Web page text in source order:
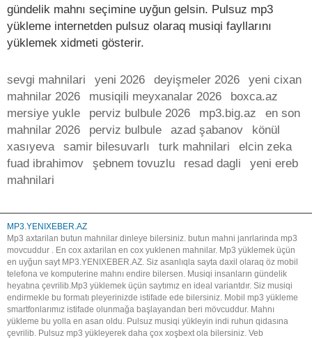
gündelik mahnı seçimine uyğun gelsin. Pulsuz mp3
yükleme internetden pulsuz olaraq musiqi fayllarını
yüklemek xidmeti gösterir.
sevgi mahnilari yeni 2026 deyişmeler 2026
yeni cixan
mahnilar 2026
musiqili meyxanalar 2026
boxca.az
mersiye yukle
perviz bulbule 2026 mp3.big.az
en son
mahnilar 2026
perviz bulbule azad şabanov
könül
xasıyeva
samir bilesuvarlı turk mahnilari
elcin zeka
fuad ibrahimov
şebnem tovuzlu resad dagli
yeni ereb
mahnilari
MP3.YENIXEBER.AZ
Mp3 axtarilan butun mahnilar dinleye bilersiniz. butun mahni janrlarinda mp3
movcuddur . En cox axtarilan en cox yuklenen mahnilar. Mp3 yüklemek üçün
en uyğun sayt MP3.YENIXEBER.AZ. Siz asanlıqla sayta daxil olaraq öz mobil
telefona ve komputerine mahnı endire bilersen. Musiqi insanların gündelik
heyatına çevrilib.Mp3 yüklemek üçün saytımız en ideal variantdır. Siz musiqi
endirmekle bu formatı pleyerinizde istifade ede bilersiniz. Mobil mp3 yükleme
smartfonlarımız istifade olunmağa başlayandan beri mövcuddur. Mahnı
yükleme bu yolla en asan oldu. Pulsuz musiqi yükleyin indi ruhun qidasına
çevrilib. Pulsuz mp3 yükleyerek daha çox xoşbext ola bilersiniz. Veb